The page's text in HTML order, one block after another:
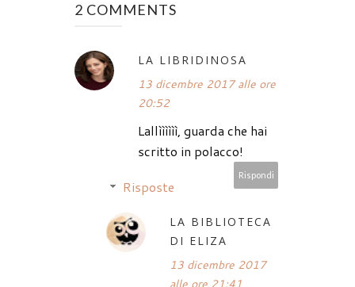
2 COMMENTS
LA LIBRIDINOSA
13 dicembre 2017 alle ore
20:52
Lallìììììì, guarda che hai
scritto in polacco!
Rispondi
Risposte
LA BIBLIOTECA
DI ELIZA
13 dicembre 2017